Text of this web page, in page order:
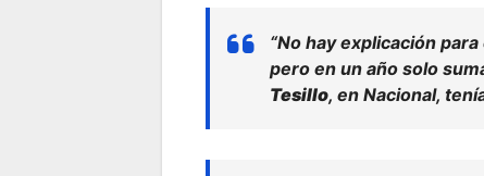
“No hay explicación
pero en un año solo
Tesillo, en Nacional,